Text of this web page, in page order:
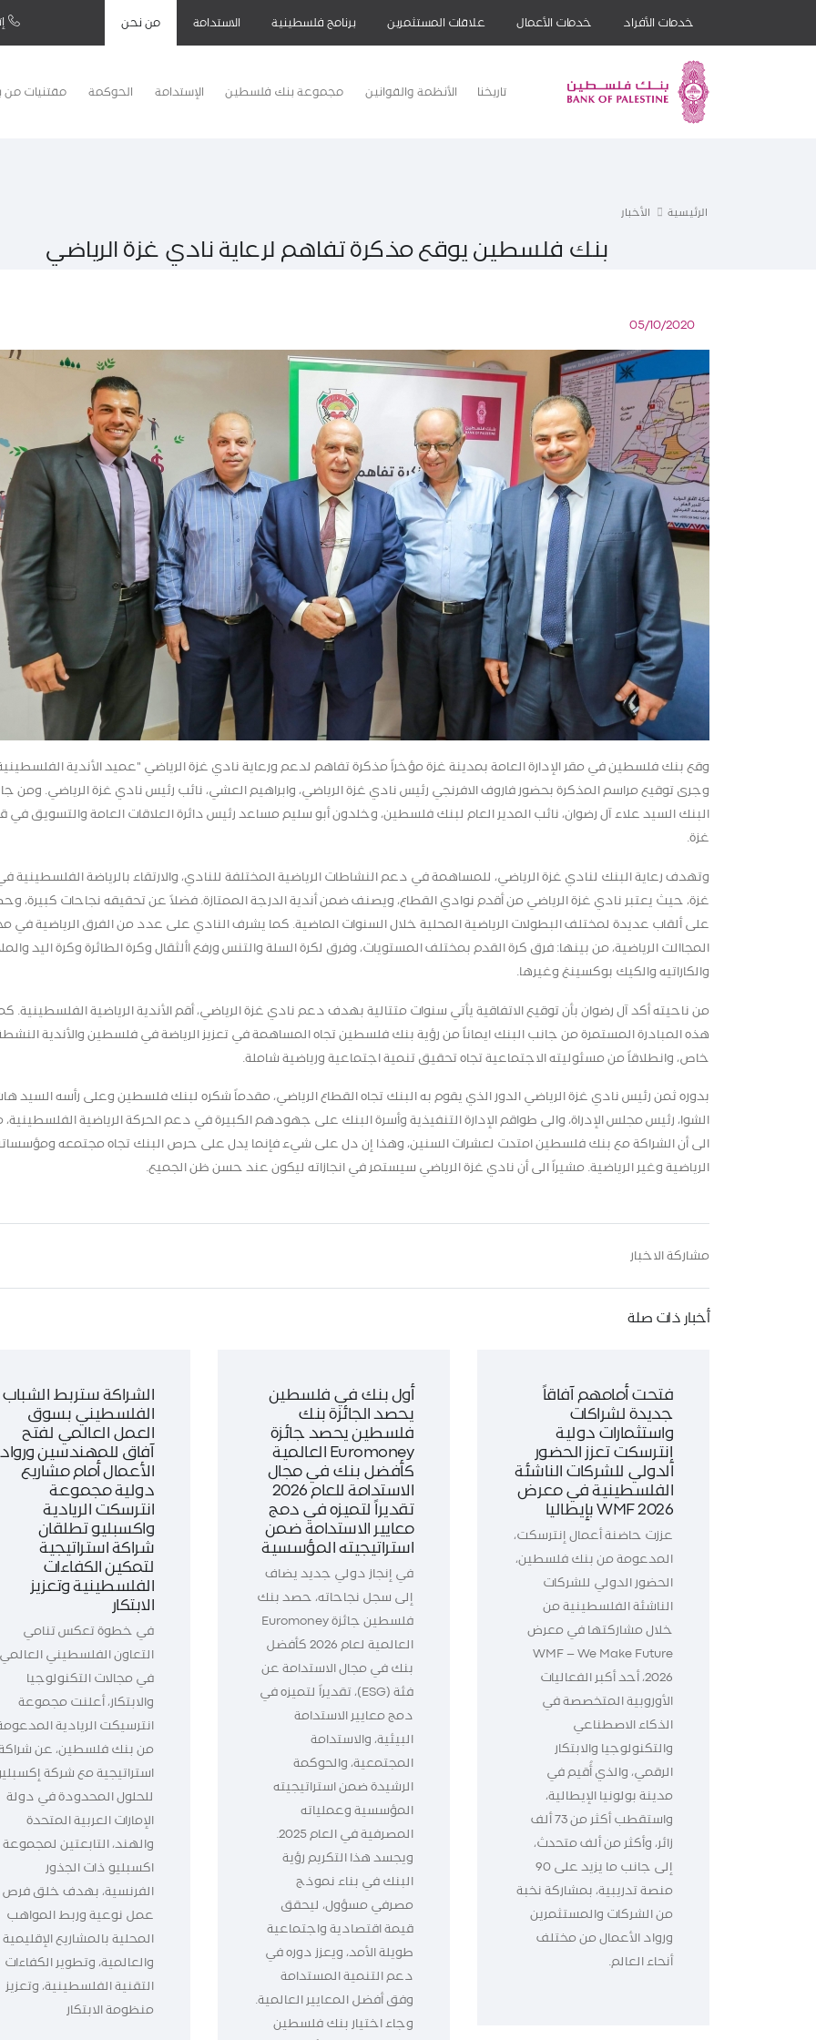
خدمات الأفراد خدمات الأعمال علاقات المستثمرين برنامج فلسطينية الاستدامة من نحن
تاريخنا الأنظمة والقوانين مجموعة بنك فلسطين الإستدامة الحوكمة مقتنيات
الرئيسية الأخبار
بنك فلسطين يوقع مذكرة تفاهم لرعاية نادي غزة الرياضي
05/10/2020
وقع بنك فلسطين في مقر الإدارة العامة بمدينة غزة مؤخراً مذكرة تفاهم لدعم ورعاية نادي غزة الرياضي "عميد الأندية
وجرى توقيع مراسم المذكرة بحضور فاروف الافرنجي رئيس نادي غزة الرياضي، وابراهيم العشي، نائب رئيس نادي غزة الرياضي. ومن
البنك السيد علاء آل رضوان، نائب المدير العام لبنك فلسطين، وخلدون أبو سليم مساعد رئيس دائرة العلاقات العامة والتسويق في
غزة.
وتهدف رعاية البنك لنادي غزة الرياضي، للمساهمة في دعم النشاطات الرياضية المختلفة للنادي، والارتقاء بالرياضة الفلسطينية
غزة، حيث يعتبر نادي غزة الرياضي من أقدم نوادي القطاع، ويصنف ضمن أندية الدرجة الممتازة. فضلاً عن تحقيقه نجاحات كبيرة،
على ألقاب عديدة لمختلف البطولات الرياضية المحلية خلال السنوات الماضية. كما يشرف النادي على عدد من الفرق الرياضية في
المجاالت الرياضية، من بينها: فرق كرة القدم بمختلف المستويات، وفرق لكرة السلة والتنس ورفع األثقال وكرة الطائرة وكرة اليد
والكاراتيه والكيك بوكسينغ وغيرها
من ناحيته أكد آل رضوان بأن توقيع الاتفاقية يأتي سنوات متتالية بهدف دعم نادي غزة الرياضي، أقم الأندية الرياضية الفلسطينية.
هذه المبادرة المستمرة من جانب البنك ايماناً من رؤية بنك فلسطين تجاه المساهمة في تعزيز الرياضة في فلسطين والأندية
خاص، وانطلاقاً من مسئوليته الاجتماعية تجاه تحقيق تنمية اجتماعية ورياضية شاملة.
بدوره ثمن رئيس نادي غزة الرياضي الدور الذي يقوم به البنك تجاه القطاع الرياضي، مقدماً شكره لبنك فلسطين وعلى رأسه السيد
الشوا، رئيس مجلس الإدراة، والى طواقم الإدارة التنفيذية وأسرة البنك على جهودهم الكبيرة في دعم الحركة الرياضية الفلسطينية،
الى أن الشراكة مع بنك فلسطين امتدت لعشرات السنين، وهذا إن دل على شيء فإنما يدل على حرص البنك تجاه مجتمعه
الرياضية وغير الرياضية. مشيراً الى أن نادي غزة الرياضي سيستمر في انجازاته ليكون عند حسن ظن الجميع.
مشاركة الاخبار
أخبار ذات صلة
فتحت أمامهم آفاقاً
جديدة لشراكات
واستثمارات دولية
إنترسكت تعزز الحضور
الدولي للشركات الناشئة
الفلسطينية في معرض
WMF 2026 بإيطاليا
عززت حاضنة أعمال إنترسكت،
المدعومة من بنك فلسطين،
الحضور الدولي للشركات
الناشئة الفلسطينية من
خلال مشاركتها في معرض
WMF – We Make Future
2026، أحد أكبر الفعاليات
الأوروبية المتخصصة في
الذكاء الاصطناعي
والتكنولوجيا والابتكار
الرقمي، والذي أُقيم في
مدينة بولونيا الإيطالية،
واستقطب أكثر من 73 ألف
زائر، وأكثر من ألف متحدث،
إلى جانب ما يزيد على 90
منصة تدريبية، بمشاركة نخبة
من الشركات والمستثمرين
ورواد الأعمال من مختلف
أنحاء العالم.
أول بنك في فلسطين
يحصد الجائزة بنك
فلسطين يحصد جائزة
Euromoney العالمية
كأفضل بنك في مجال
الاستدامة للعام 2026
تقديراً لتميزه في دمج
معايير الاستدامة ضمن
استراتيجيته المؤسسية
في إنجاز دولي جديد يضاف
إلى سجل نجاحاته، حصد بنك
فلسطين جائزة Euromoney
العالمية لعام 2026 كأفضل
بنك في مجال الاستدامة عن
فئة (ESG)، تقديراً لتميزه في
دمج معايير الاستدامة
البيئية، والاستدامة
المجتمعية، والحوكمة
الرشيدة ضمن استراتيجيته
المؤسسية وعملياته
المصرفية في العام 2025.
ويجسد هذا التكريم رؤية
البنك في بناء نموذج
مصرفي مسؤول، ليحقق
قيمة اقتصادية واجتماعية
طويلة الأمد، ويعزز دوره في
دعم التنمية المستدامة
وفق أفضل المعايير العالمية.
وجاء اختيار بنك فلسطين
الشراكة ستربط الشباب
الفلسطيني بسوق
العمل العالمي لفتح
آفاق للمهندسين ورواد
الأعمال أمام مشاريع
دولية مجموعة
انترسكت الريادية
واكسبليو تطلقان
شراكة استراتيجية
لتمكين الكفاءات
الفلسطينية وتعزيز
الابتكار
في خطوة تعكس تنامي
التعاون الفلسطيني العالمي
في مجالات التكنولوجيا
والابتكار، أعلنت مجموعة
انترسيكت الريادية
من بنك فلسطين، عن
استراتيجية مع شركة
للحلول المحدودة في دولة
الإمارات العربية المتحدة
والهند، التابعتين لمجموعة
اكسبليو ذات الجذور
الفرنسية، بهدف خلق فرص
عمل نوعية وربط المواهب
المحلية بالمشاريع الإقليمية
والعالمية، وتطوير الكفاءات
التقنية الفلسطينية، وتعزيز
منظومة الابتكار